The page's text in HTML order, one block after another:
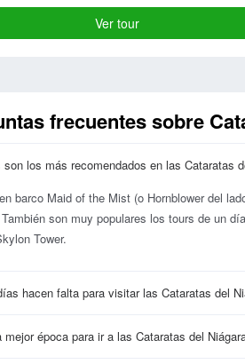
Ver tour
frecuentes sobre
son los más recomendados en las Cataratas
barco Maid of the Mist (o Hornblower del
son muy populares los tours de un
Tower.
hacen falta para visitar las Cataratas del
mejor época para ir a las Cataratas del